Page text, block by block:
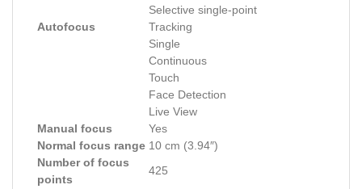
Autofocus
Selective single-point
Tracking
Single
Continuous
Touch
Face Detection
Live View
Manual focus
Yes
Normal focus range 10 cm (3.94″)
Number of focus
points
425